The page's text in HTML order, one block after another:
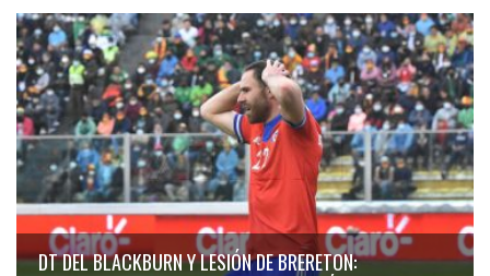
DT DEL BLACKBURN Y LESIÓN DE BRERETON: